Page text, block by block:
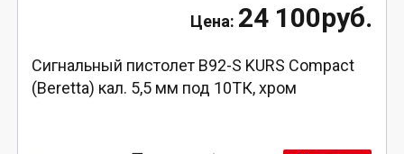
24 100руб.
Сигнальный пистолет B92-S KURS Compact
(Beretta) кал. 5,5 мм под 10ТК, хром